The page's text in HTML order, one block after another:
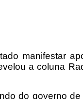
manifestar
a coluna
do governo de